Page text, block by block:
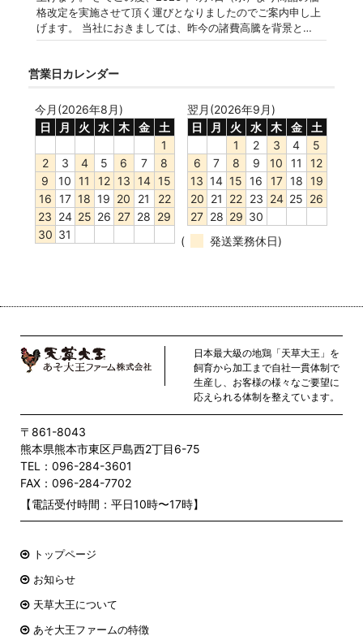
格改定を実施させて頂く運びとなりましたのでご案内申し上
げます。 当社におきましては、昨今の諸費高騰を背景と…
営業日カレンダー
今月(2026年8月)
日
月 火 水 木 金
土
1
2
3 4 5 6 7
8
9
10 11 12 13 14 15
16 17 18 19 20 21
22
23 24 25 26 27 28 29
30 31
翌月(2026年9月)
日
月 火 水 木 金
土
1
2 3 4
5
6
7 8 9 10 11
12
13 14 15 16 17 18 19
20 21 22 23 24 25 26
27 28 29 30
(
発送業務休日)
日本最大級の地鶏「天草大王」を
飼育から加工まで自社一貫体制で
生産し、お客様の様々なご要望に
応えられる体制を整えています。
〒861-8043
熊本県熊本市東区戸島西2丁目6-75
TEL：096-284-3601
FAX：096-284-7702
【電話受付時間：平日10時〜17時】
トップページ
お知らせ
天草大王について
あそ大王ファームの特徴